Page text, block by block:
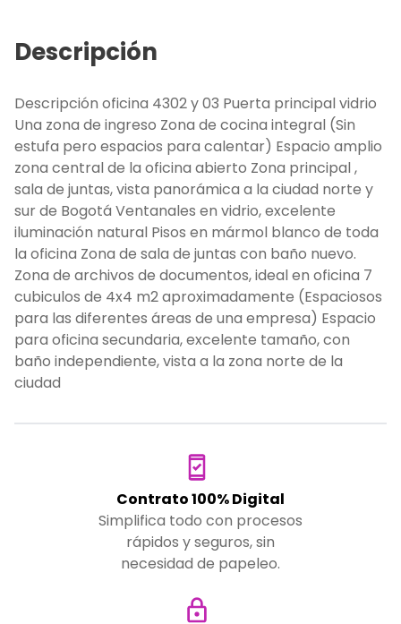
Descripción
Descripción oficina 4302 y 03 Puerta principal vidrio
Una zona de ingreso Zona de cocina integral (Sin
estufa pero espacios para calentar) Espacio amplio
zona central de la oficina abierto Zona principal ,
sala de juntas, vista panorámica a la ciudad norte y
sur de Bogotá Ventanales en vidrio, excelente
iluminación natural Pisos en mármol blanco de toda
la oficina Zona de sala de juntas con baño nuevo.
Zona de archivos de documentos, ideal en oficina 7
cubiculos de 4x4 m2 aproximadamente (Espaciosos
para las diferentes áreas de una empresa) Espacio
para oficina secundaria, excelente tamaño, con
baño independiente, vista a la zona norte de la
ciudad
Contrato 100% Digital
Simplifica todo con procesos
rápidos y seguros, sin
necesidad de papeleo.